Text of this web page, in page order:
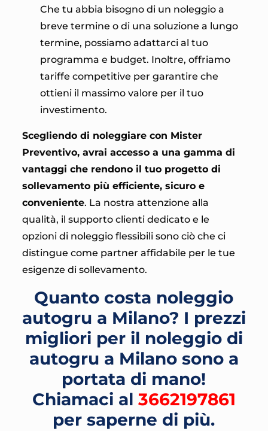
Che tu abbia bisogno di un noleggio a
breve termine o di una soluzione a lungo
termine, possiamo adattarci al tuo
programma e budget. Inoltre, offriamo
tariffe competitive per garantire che
ottieni il massimo valore per il tuo
investimento.
Scegliendo di noleggiare con Mister
Preventivo, avrai accesso a una gamma di
vantaggi che rendono il tuo progetto di
sollevamento più efficiente, sicuro e
conveniente. La nostra attenzione alla
qualità, il supporto clienti dedicato e le
opzioni di noleggio flessibili sono ciò che ci
distingue come partner affidabile per le tue
esigenze di sollevamento.
Quanto costa noleggio
autogru a Milano? I prezzi
migliori per il noleggio di
autogru a Milano sono a
portata di mano!
Chiamaci al 3662197861
per saperne di più.